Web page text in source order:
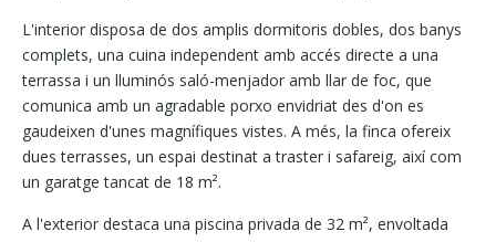
L'interior disposa de dos amplis dormitoris dobles, dos banys
complets, una cuina independent amb accés directe a una
terrassa i un lluminós saló-menjador amb llar de foc, que
comunica amb un agradable porxo envidriat des d'on es
gaudeixen d'unes magnífiques vistes. A més, la finca ofereix
dues terrasses, un espai destinat a traster i safareig, així com
un garatge tancat de 18 m².
A l'exterior destaca una piscina privada de 32 m², envoltada